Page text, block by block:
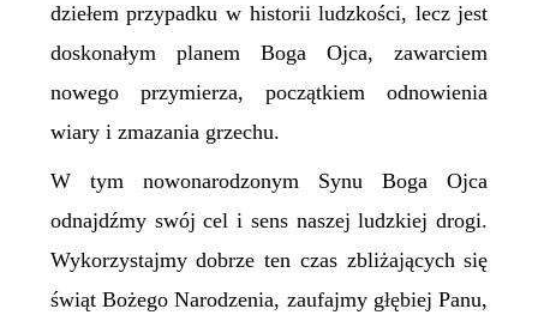
dziełem przypadku w historii ludzkości, lecz jest
doskonałym planem Boga Ojca, zawarciem
nowego przymierza, początkiem odnowienia
wiary i zmazania grzechu.
W tym nowonarodzonym Synu Boga Ojca
odnajdźmy swój cel i sens naszej ludzkiej drogi.
Wykorzystajmy dobrze ten czas zbliżających się
świąt Bożego Narodzenia, zaufajmy głębiej Panu,